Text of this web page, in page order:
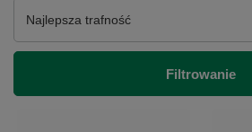
Zmień sortowanie
Najlepsza trafność
Filtrowanie